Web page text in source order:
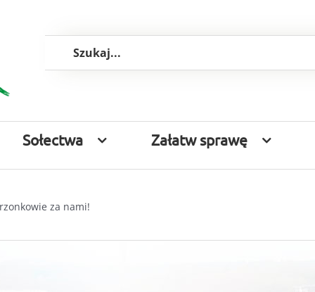
Sołectwa Załatw sprawę
za nami!